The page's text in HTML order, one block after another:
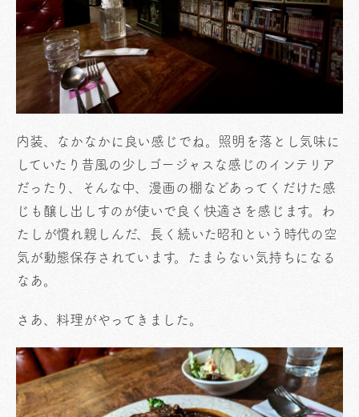
内装、なかなかに良い感じでね。照明を落とし気味に
していたり昔風の少しゴージャスな感じのインテリア
だったり、そんな中、漫画の棚などあってくだけた感
じも醸し出しすのが使いで良く快適さを感じます。わ
たしが慣れ親しんだ、長く続いた昭和という時代の空
気が動態保存されています。たまらない気持ちになる
なあ。
さあ、料理がやってきました。